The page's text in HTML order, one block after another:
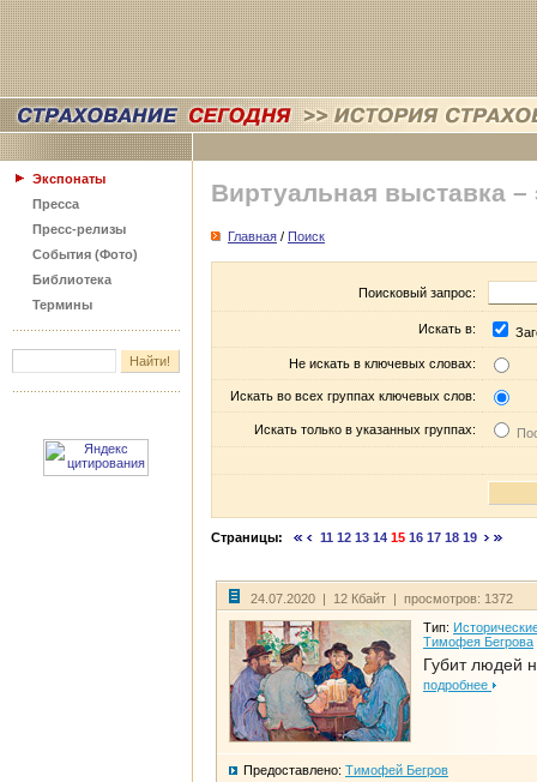
Экспонаты
Пресса
Пресс-релизы
События (Фото)
Библиотека
Термины
Виртуальная выставка –
Главная / Поиск
Поисковый запрос:
Искать в:
Не искать в ключевых словах:
Искать во всех группах ключевых слов:
Искать только в указанных группах:
Страницы: 11 12 13 14 15 16 17 18 19
24.07.2020 | 12 Кбайт | просмотров: 1372
Тип:
Тимофея Бегрова
Губит людей
подробнее
Предоставлено: Тимофей Бегров